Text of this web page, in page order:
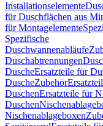
Installationselemente
für Duschflächen aus
für Montagelemente
Spezifische
Duschwannenabläufe
Duschabtrennungen
DuscheErsatzteile für
DuscheZubehör
DuschenErsatzteile für
Duschen
Nischenablageboxen